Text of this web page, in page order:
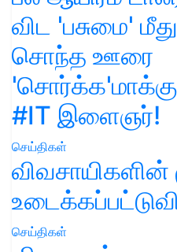
விட 'பசுமை'
சொந்த ஊரை
#IT இளைஞர்!
செய்திகள்
விவசாயிகளின்
செய்திகள்